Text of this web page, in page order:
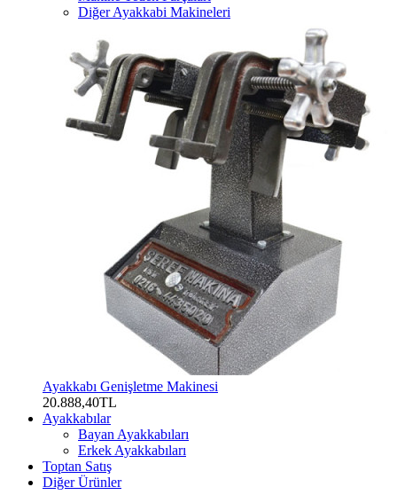
Diğer Ayakkabi Makineleri
Ayakkabı Genişletme Makinesi
20.888,40TL
Ayakkabılar
Bayan Ayakkabıları
Erkek Ayakkabıları
Toptan Satış
Diğer Ürünler